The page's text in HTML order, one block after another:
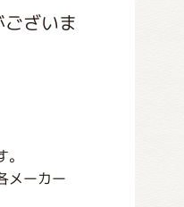
ざいま
メーカー